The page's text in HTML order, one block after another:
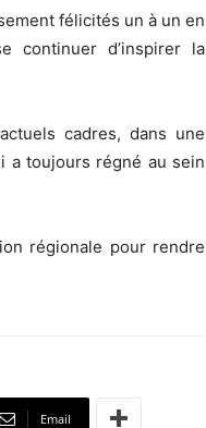
félicités un à un en
continuer d’inspirer la
cadres, dans une
a toujours régné au sein
régionale pour rendre
Email